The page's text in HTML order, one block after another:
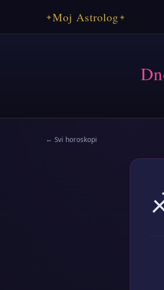
✦Moj Astrolog✦
← Svi horoskopi